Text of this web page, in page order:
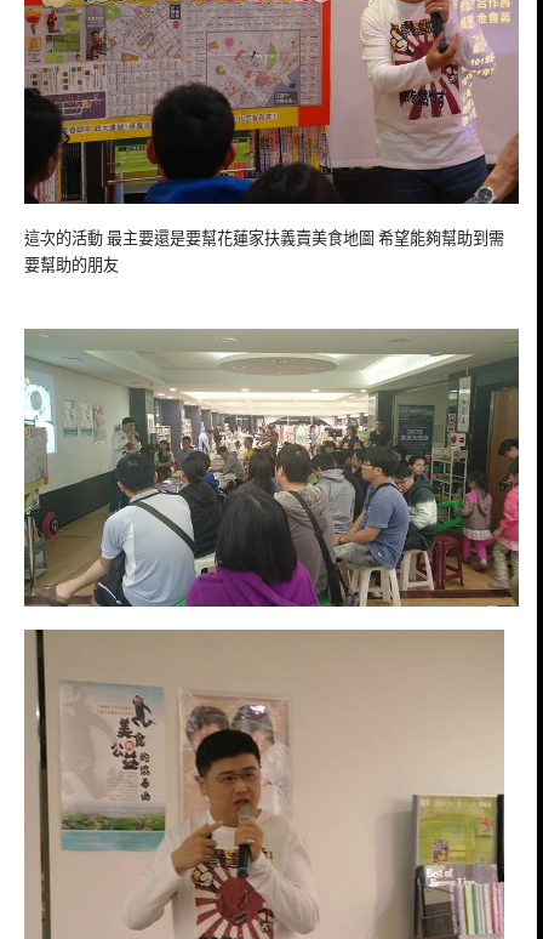
這次的活動 最主要還是要幫花蓮家扶義賣美食地圖 希望能夠幫助到需
要幫助的朋友